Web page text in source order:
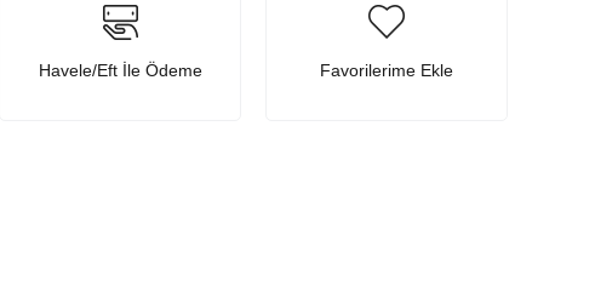
Havele/Eft İle Ödeme Favorilerime Ekle